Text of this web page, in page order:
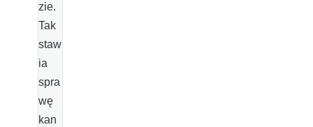
zie.
Tak
staw
ia
spra
wę
kan